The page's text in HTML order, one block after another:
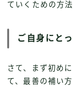
ていくための方
ご自身にと
さて、まず初め
て、最善の補い